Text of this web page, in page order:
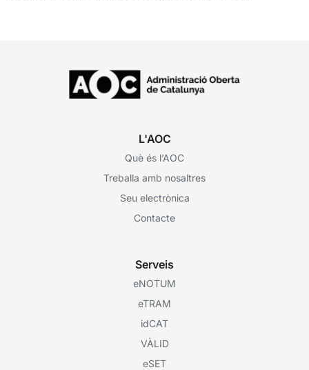
L'AOC
Què és l’AOC
Treballa amb nosaltres
Seu electrònica
Contacte
Serveis
eNOTUM
eTRAM
idCAT
VÀLID
eSET